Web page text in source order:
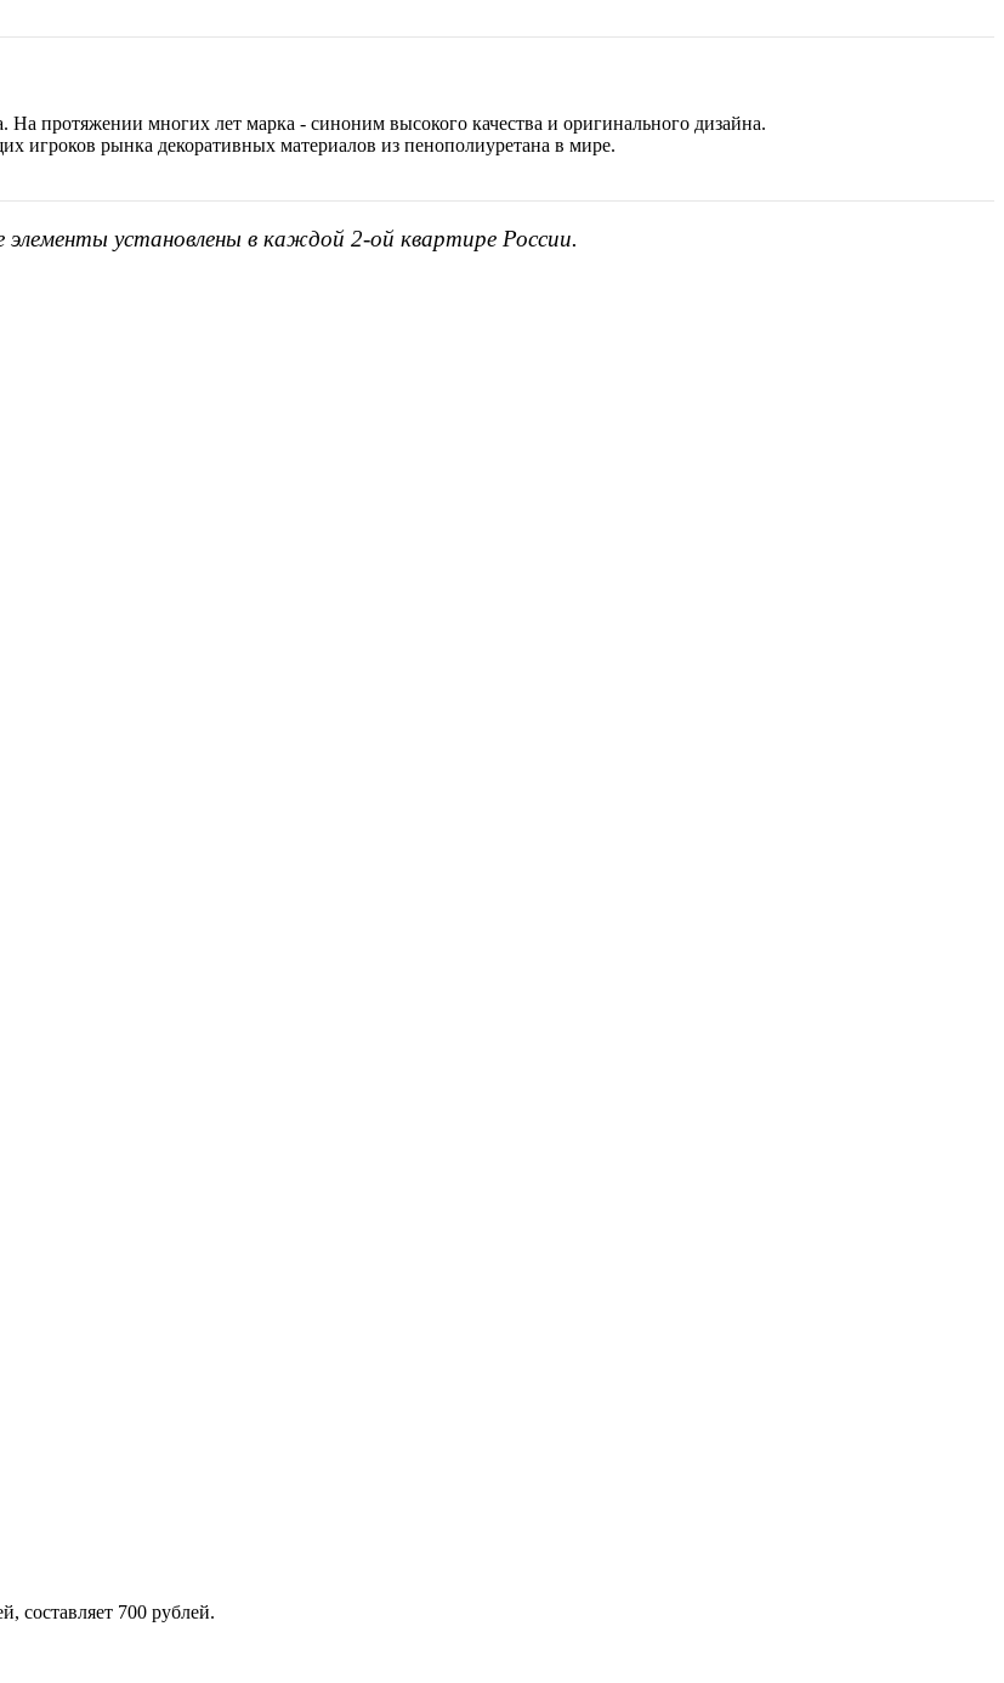
протяжении многих лет марка - синоним высокого качества и оригинального дизайна.
игроков рынка декоративных материалов из пенополиуретана в мире.
установлены в каждой 2-ой квартире России.
составляет 700 рублей.